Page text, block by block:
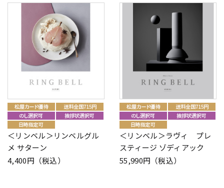
＜リンベル＞リンベルグル
メ サターン
4,400円（税込）
＜リンベル＞ラヴィ プレ
スティージ ゾディアック
55,990円（税込）